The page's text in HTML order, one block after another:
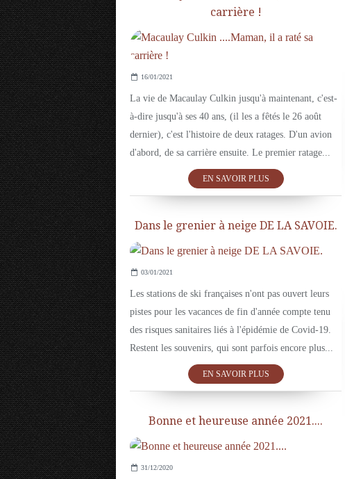
carrière !
16/01/2021
La vie de Macaulay Culkin jusqu'à maintenant, c'est-
à-dire jusqu'à ses 40 ans, (il les a fêtés le 26 août
dernier), c'est l'histoire de deux ratages. D'un avion
d'abord, de sa carrière ensuite. Le premier ratage...
EN SAVOIR PLUS
Dans le grenier à neige DE LA SAVOIE.
03/01/2021
Les stations de ski françaises n'ont pas ouvert leurs
pistes pour les vacances de fin d'année compte tenu
des risques sanitaires liés à l'épidémie de Covid-19.
Restent les souvenirs, qui sont parfois encore plus...
EN SAVOIR PLUS
Bonne et heureuse année 2021....
31/12/2020